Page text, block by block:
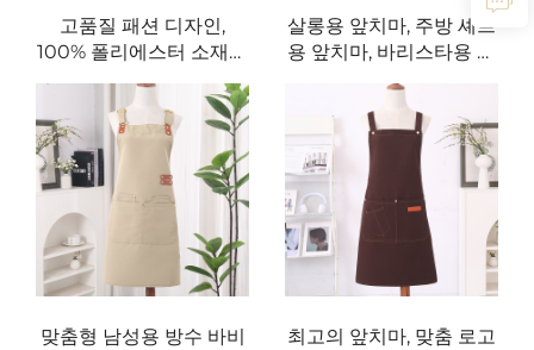
고품질 패션 디자인,
100% 폴리에스터 소재의
부드러운 셰프 앞치마, 조
절 가능한 사이즈의 주방
앞치마, 빈백(Blank) 요리
용 앞치마
살롱용 앞치마, 주방 셰프
용 앞치마, 바리스타용 앞
치마, 바비큐용 앞치마, 바
용 앞치마, 헤어드레서용
앞치마, 폴리에스터 주방
앞치마(여성용), 레스토랑
서버용 앞치마
맞춤형 남성용 방수 바비
최고의 앞치마, 맞춤 로고